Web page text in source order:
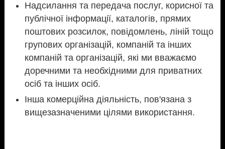
Надсилання та передача послуг, корисної та
публічної інформації, каталогів, прямих
поштових розсилок, повідомлень, ліній тощо
групових організацій, компаній та інших
компаній та організацій, які ми вважаємо
доречними та необхідними для приватних
осіб та інших осіб.
Інша комерційна діяльність, пов'язана з
вищезазначеними цілями використання.